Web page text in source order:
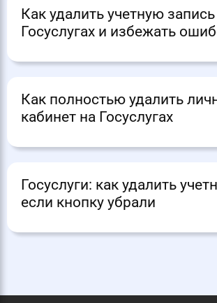
Как удалить учетную
Госуслугах и избежать
Как полностью удалить
кабинет на Госуслугах
Госуслуги: как удалить
если кнопку убрали